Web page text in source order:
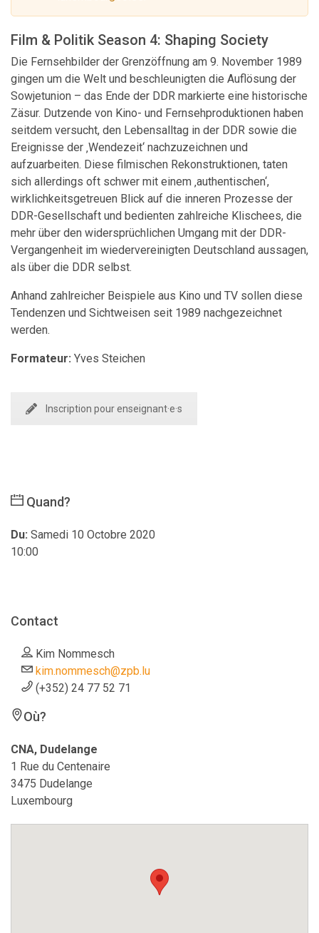
Film & Politik Season 4: Shaping Society
Die Fernsehbilder der Grenzöffnung am 9. November 1989
gingen um die Welt und beschleunigten die Auflösung der
Sowjetunion – das Ende der DDR markierte eine historische
Zäsur. Dutzende von Kino- und Fernsehproduktionen haben
seitdem versucht, den Lebensalltag in der DDR sowie die
Ereignisse der ‚Wendezeit‘ nachzuzeichnen und
aufzuarbeiten. Diese filmischen Rekonstruktionen, taten
sich allerdings oft schwer mit einem ‚authentischen‘,
wirklichkeitsgetreuen Blick auf die inneren Prozesse der
DDR-Gesellschaft und bedienten zahlreiche Klischees, die
mehr über den widersprüchlichen Umgang mit der DDR-
Vergangenheit im wiedervereinigten Deutschland aussagen,
als über die DDR selbst.
Anhand zahlreicher Beispiele aus Kino und TV sollen diese
Tendenzen und Sichtweisen seit 1989 nachgezeichnet
werden.
Formateur: Yves Steichen
Inscription pour enseignant·e·s
Quand?
Du: Samedi 10 Octobre 2020
10:00
Contact
Kim Nommesch
kim.nommesch@zpb.lu
(+352) 24 77 52 71
Où?
CNA, Dudelange
1 Rue du Centenaire
3475 Dudelange
Luxembourg